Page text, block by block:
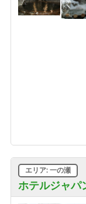
ホテルジャパ
エリア: 一の瀬